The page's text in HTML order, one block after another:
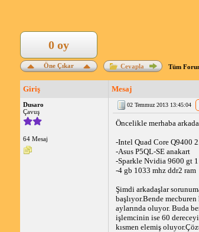
Öne Çıkar
0 oy
Cevapla Tüm
Giriş Mesaj
Dusaro
Çavuş
64 Mesaj
02 Temmuz 2013 13:45:04
Öncelikle merhaba
-Intel Quad Core Q9400
-Asus P5QL-SE anakart
-Sparkle Nvidia 9600 gt
-4 gb 1033 mhz ddr2 ram
Şimdi arkadaşlar
başlıyor.Bende
aylarında oluyor. Buda
işlemcinin ise 60
kısmen elemiş